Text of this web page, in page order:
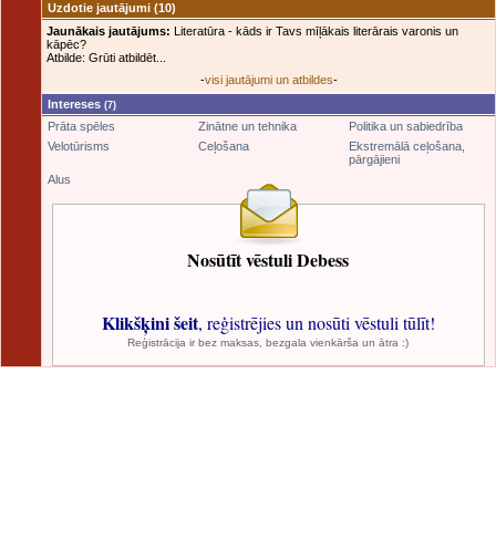
Uzdotie jautājumi (10)
Jaunākais jautājums: Literatūra - kāds ir Tavs mīļākais literārais varonis un
kāpēc?
Atbilde: Grūti atbildēt...
-visi jautājumi un atbildes-
Intereses (7)
Prāta spēles Zinātne un tehnika
Politika un sabiedrība
Velotūrisms
Ceļošana
Ekstremālā ceļošana,
pārgājieni
Alus
Nosūtīt vēstuli Debess
Klikšķini šeit, reģistrējies un nosūti vēstuli tūlīt!
Reģistrācija ir bez maksas, bezgala vienkārša un ātra :)